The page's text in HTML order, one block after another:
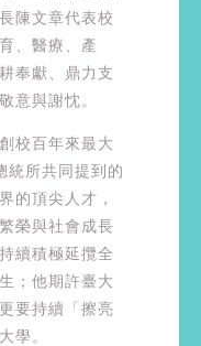
陳文章代表校
、醫療、產
奉獻、鼎力支
意與謝忱。
校百年來最大
統所共同提到的
的頂尖人才，
榮與社會成長
續積極延攬全
；他期許臺大
要持續「擦亮
學。